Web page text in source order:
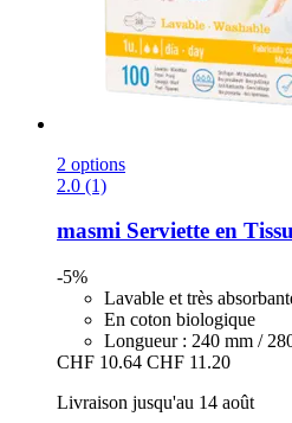
2 options
2.0 (1)
masmi Serviette en
-5%
Lavable et très
En coton biologique
Longueur : 240 mm /
CHF 10.64 CHF 11.20
Livraison jusqu'au 14 août